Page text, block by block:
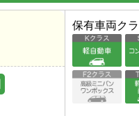
保有車両ク